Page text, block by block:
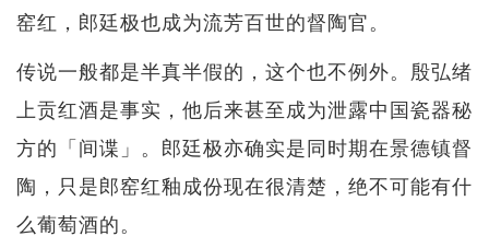
窑红，郎廷极也成为流芳百世的督陶官。
传说一般都是半真半假的，这个也不例外。殷弘绪
上贡红酒是事实，他后来甚至成为泄露中国瓷器秘
方的「间谍」。郎廷极亦确实是同时期在景德镇督
陶，只是郎窑红釉成份现在很清楚，绝不可能有什
么葡萄酒的。